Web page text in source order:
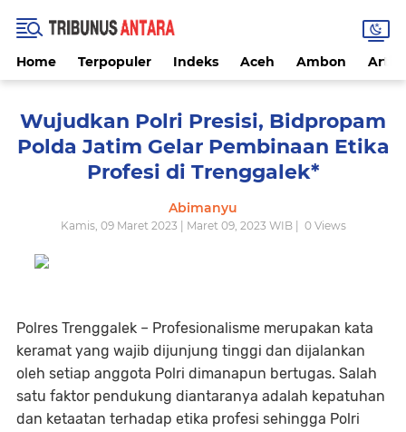
Home Terpopuler Indeks Aceh Ambon
Wujudkan Polri Presisi, Bidpropam
Polda Jatim Gelar Pembinaan Etika
Profesi di Trenggalek*
Abimanyu
Kamis, 09 Maret 2023 | Maret 09, 2023 WIB | 0Views
Polres Trenggalek – Profesionalisme merupakan kata
keramat yang wajib dijunjung tinggi dan dijalankan
oleh setiap anggota Polri dimanapun bertugas. Salah
satu faktor pendukung diantaranya adalah kepatuhan
dan ketaatan terhadap etika profesi sehingga Polri